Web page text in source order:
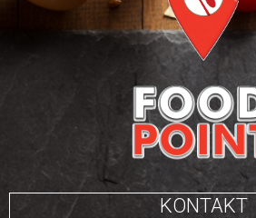
KONTAKT